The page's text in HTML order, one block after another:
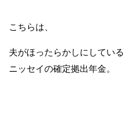
こちらは、
夫がほったらかしにしている
ニッセイの確定拠出年金。